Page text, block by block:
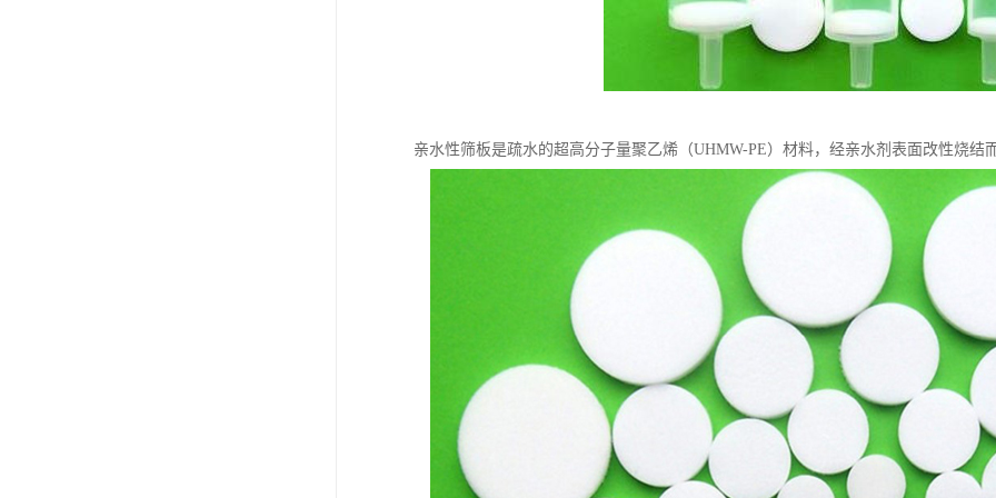
亲水性筛板是疏水的超高分子量聚乙烯（UHMW-PE）材料，经亲水剂表面改性烧结